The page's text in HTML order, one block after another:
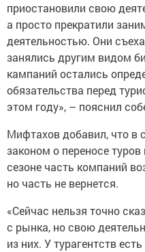
приостановили свою
а просто прекратили
деятельностью. Они
занялись другим видом
кампаний остались
обязательства перед
этом году», – пояснил
Мифтахов добавил, что в
законом о переносе
сезоне часть компаний
но часть не вернется.
«Сейчас нельзя точно
с рынка, но свою
из них. У турагентств